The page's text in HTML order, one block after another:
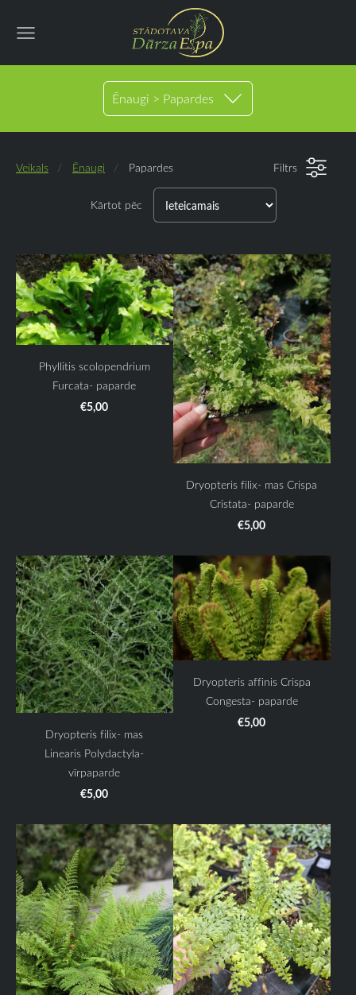
Ēnaugi > Papardes
Veikals Ēnaugi Papardes Filtrs
Kārtot pēc
Phyllitis scolopendrium
Furcata- paparde
€5,00
Dryopteris filix- mas Crispa
Cristata- paparde
€5,00
Dryopteris filix- mas
Linearis Polydactyla-
vīrpaparde
€5,00
Dryopteris affinis Crispa
Congesta- paparde
€5,00